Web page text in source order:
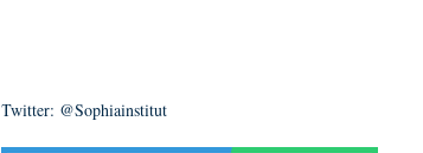
Twitter: @Sophiainstitut